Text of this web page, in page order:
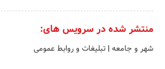
منتشر شده در سرویس های:
شهر و جامعه | تبلیغات و روابط عمومی